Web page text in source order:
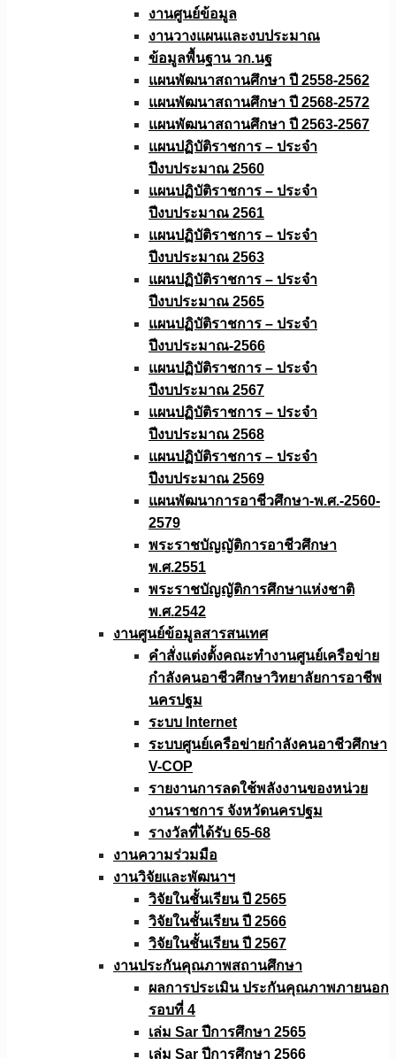
งานศูนย์ข้อมูล
งานวางแผนและงบประมาณ
ข้อมูลพื้นฐาน วก.นฐ
แผนพัฒนาสถานศึกษา ปี 2558-2562
แผนพัฒนาสถานศึกษา ปี 2568-2572
แผนพัฒนาสถานศึกษา ปี 2563-2567
แผนปฏิบัติราชการ – ประจำ
ปีงบประมาณ 2560
แผนปฏิบัติราชการ – ประจำ
ปีงบประมาณ 2561
แผนปฏิบัติราชการ – ประจำ
ปีงบประมาณ 2563
แผนปฏิบัติราชการ – ประจำ
ปีงบประมาณ 2565
แผนปฏิบัติราชการ – ประจำ
ปีงบประมาณ-2566
แผนปฏิบัติราชการ – ประจำ
ปีงบประมาณ 2567
แผนปฏิบัติราชการ – ประจำ
ปีงบประมาณ 2568
แผนปฏิบัติราชการ – ประจำ
ปีงบประมาณ 2569
แผนพัฒนาการอาชีวศึกษา-พ.ศ.-2560-
2579
พระราชบัญญัติการอาชีวศึกษา
พ.ศ.2551
พระราชบัญญัติการศึกษาแห่งชาติ
พ.ศ.2542
งานศูนย์ข้อมูลสารสนเทศ
คำสั่งแต่งตั้งคณะทำงานศูนย์เครือข่าย
กำลังคนอาชีวศึกษาวิทยาลัยการอาชีพ
นครปฐม
ระบบ Internet
ระบบศูนย์เครือข่ายกำลังคนอาชีวศึกษา
V-COP
รายงานการลดใช้พลังงานของหน่วย
งานราชการ จังหวัดนครปฐม
รางวัลที่ได้รับ 65-68
งานความร่วมมือ
งานวิจัยเเละพัฒนาฯ
วิจัยในชั้นเรียน ปี 2565
วิจัยในชั้นเรียน ปี 2566
วิจัยในชั้นเรียน ปี 2567
งานประกันคุณภาพสถานศึกษา
ผลการประเมิน ประกันคุณภาพภายนอก
รอบที่ 4
เล่ม Sar ปีการศึกษา 2565
เล่ม Sar ปีการศึกษา 2566